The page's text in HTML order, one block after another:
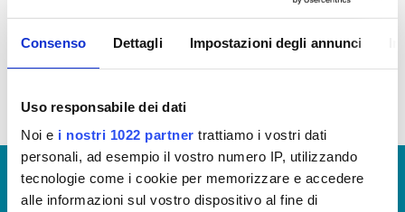
Consenso Dettagli Impostazioni degli annunci
Uso responsabile dei dati
Noi e i nostri 1022 partner trattiamo i vostri dati
personali, ad esempio il vostro numero IP, utilizzando
tecnologie come i cookie per memorizzare e accedere
alle informazioni sul vostro dispositivo al fine di
© Copyright 2017 - 2026
GLOSSARIO
GIUDICA IL SERVIZIO